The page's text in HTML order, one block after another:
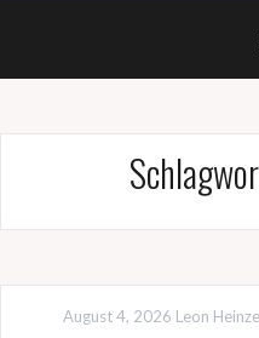
August 4, 2026 Leon Heinze